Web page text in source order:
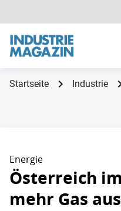
Startseite Industrie
Energie
Österreich
mehr Gas